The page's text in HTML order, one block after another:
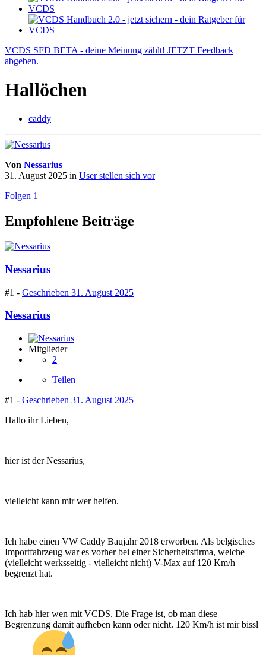
VCDS SFD BETA - deine Meinung zählt! JETZT Feedback
abgeben.
Hallöchen
caddy
Von Nessarius
31. August 2025 in User stellen sich vor
Folgen 1
Empfohlene Beiträge
Nessarius
#1 - Geschrieben 31. August 2025
Nessarius
Mitglieder
2
Teilen
#1 - Geschrieben 31. August 2025
Hallo ihr Lieben,
hier ist der Nessarius,
vielleicht kann mir wer helfen.
Ich habe einen VW Caddy Baujahr 2018 erworben. Als belgisches
Importfahrzeug war es vorher bei einer Sicherheitsfirma, welche
(vielleicht werksseitig - vielleicht nicht) V-Max auf 120 Km/h
begrenzt hat.
Ich hab hier wen mit VCDS. Die Frage ist, ob man diese
Begrenzung damit aufheben kann oder nicht. 120 Km/h ist mir bissl